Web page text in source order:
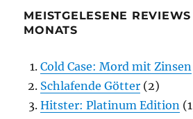
MEISTGELESENE
MONATS
Cold Case: Mord mit Zinsen
Schlafende Götter (2)
Hitster: Platinum Edition